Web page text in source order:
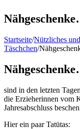
Startseite/Nützliches
Täschchen/
sind in den letzten
die Erzieherinnen vom
Jahresabschluss
Hier ein paar Tatütas: